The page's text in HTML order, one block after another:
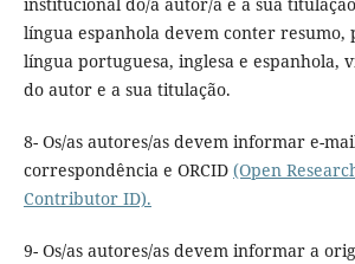
língua espanhola devem conter resumo,
língua portuguesa, inglesa e espanhola,
do autor e a sua titulação.
8- Os/as autores/as devem informar e-
correspondência e ORCID (Open
Contributor ID).
9- Os/as autores/as devem informar a